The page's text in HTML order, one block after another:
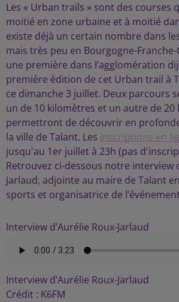
Les « Urban trails » sont des courses
moitié en zone urbaine et à moitié
existe déjà un certain nombre dans
mais très peu en Bourgogne-Franche-
une première dans l’agglomération
première édition de cet Urban trail à
ce dimanche 3 juillet. Deux parcours
un de 10 kilomètres et un autre de 20
permettront de découvrir en
la ville de Talant. Les inscriptions en
jusqu'au 1er juillet à 23h (pas
Retrouvez ci-dessous notre interview
Jarlaud, adjointe au maire de Talant
sports et organisatrice de
Interview d’Aurélie Roux-Jarlaud
Interview d’Aurélie Roux-Jarlaud
Crédit : K6FM